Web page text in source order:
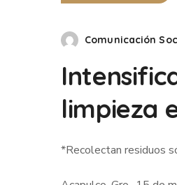
Comunicación
limpieza
*Recolectan residuos